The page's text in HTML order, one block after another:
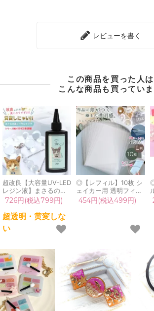
レビューを書く
この商品を買った人は
こんな商品も買ってい
超改良【大容量UV-LED
レジン液】まさるの涙
ver.03 超透明 70g 初心
者 作家 コーティング
ハード 黄変しない 高品
質 クリア 猫 UVレジン
液 安い おすすめ
726円(税込799円)
超透明・黄変しな
い
◎【レフィル】10枚 シ
ェイカー用 透明フィル
ム L判 セット 透明シー
ト カシャカシャ 専用
ャカ レジン クラフト
454円(税込499円)